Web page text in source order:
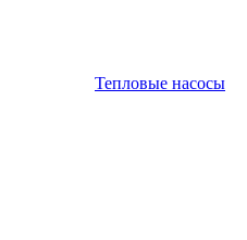
Тепловые насосы